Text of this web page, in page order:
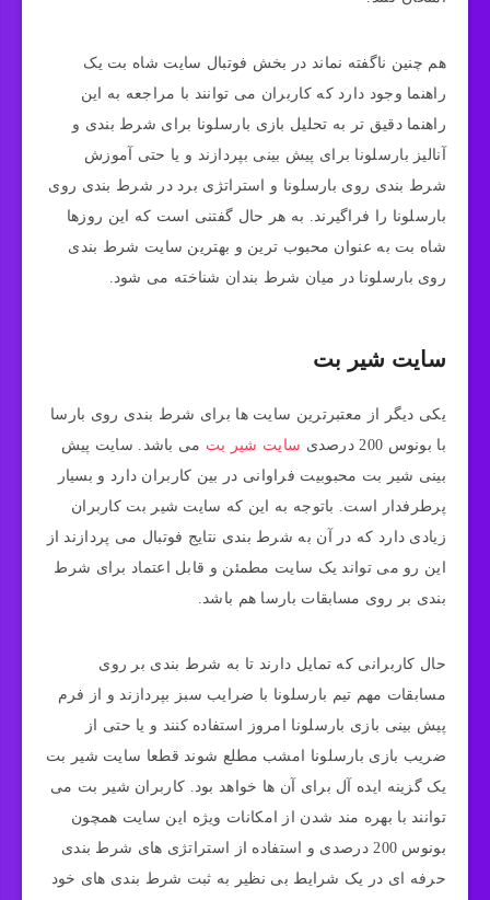
هم چنین ناگفته نماند در بخش فوتبال سایت شاه بت یک
راهنما وجود دارد که کاربران می‌ توانند با مراجعه به این
راهنما دقیق تر به تحلیل بازی بارسلونا برای شرط بندی و
آنالیز بارسلونا برای پیش بینی بپردازند و یا حتی آموزش
شرط بندی روی بارسلونا و استراتژی برد در شرط بندی روی
بارسلونا را فراگیرند. به هر حال گفتنی است که این روزها
شاه بت به عنوان محبوب ترین و بهترین سایت شرط بندی
روی بارسلونا در میان شرط بندان شناخته می شود.
سایت شیر بت
یکی دیگر از معتبرترین سایت‌ ها برای شرط بندی روی بارسا
با بونوس 200 درصدی
سایت شیر بت می باشد. سایت پیش
بینی شیر بت محبوبیت فراوانی در بین کاربران دارد و بسیار
پرطرفدار است. باتوجه به این که سایت شیر بت کاربران
زیادی دارد که در آن به شرط بندی نتایج فوتبال می پردازند از
این رو می تواند یک سایت مطمئن و قابل اعتماد برای شرط
بندی بر روی مسابقات بارسا هم باشد.
حال کاربرانی که تمایل دارند تا به شرط بندی بر روی
مسابقات مهم تیم بارسلونا با ضرایب سبز بپردازند و از فرم
پیش بینی بازی بارسلونا امروز استفاده کنند و یا حتی از
ضریب بازی بارسلونا امشب مطلع شوند قطعا سایت شیر بت
یک گزینه ایده آل برای آن ها خواهد بود. کاربران شیر بت می‌
توانند با بهره مند شدن از امکانات ویژه این سایت همچون
بونوس 200 درصدی و استفاده از استراتژی‌ های شرط بندی
حرفه‌ ای در یک شرایط بی نظیر به ثبت شرط‌ بندی های خود